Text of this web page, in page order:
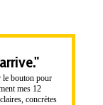
le bouton pour
mes 12
concrètes